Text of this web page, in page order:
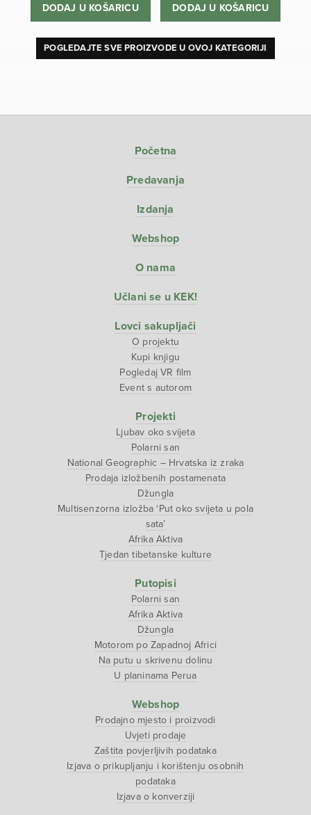
DODAJ U KOŠARICU DODAJ U KOŠARICU
POGLEDAJTE SVE PROIZVODE U OVOJ KATEGORIJI
Početna
Predavanja
Izdanja
Webshop
O nama
Učlani se u KEK!
Lovci sakupljači
O projektu
Kupi knjigu
Pogledaj VR film
Event s autorom
Projekti
Ljubav oko svijeta
Polarni san
National Geographic – Hrvatska iz zraka
Prodaja izložbenih postamenata
Džungla
Multisenzorna izložba ‘Put oko svijeta u pola
sata’
Afrika Aktiva
Tjedan tibetanske kulture
Putopisi
Polarni san
Afrika Aktiva
Džungla
Motorom po Zapadnoj Africi
Na putu u skrivenu dolinu
U planinama Perua
Webshop
Prodajno mjesto i proizvodi
Uvjeti prodaje
Zaštita povjerljivih podataka
Izjava o prikupljanju i korištenju osobnih
podataka
Izjava o konverziji